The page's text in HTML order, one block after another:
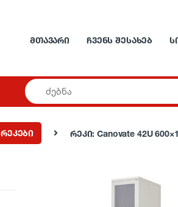
ᲛᲗᲐᲕᲐᲠᲘ ᲩᲕᲔᲜᲡ ᲨᲔᲡᲐᲮᲔᲑ
რეკები რეკი: Canovate 42U